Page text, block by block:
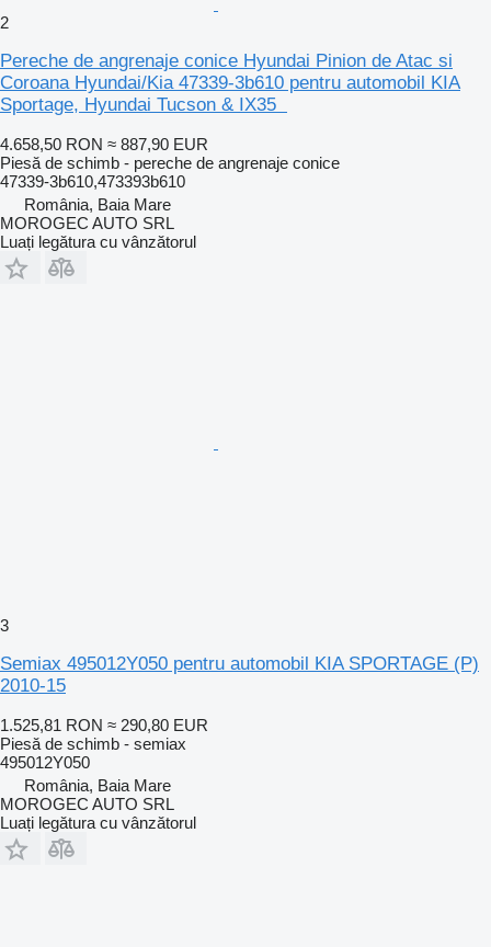
2
Pereche de angrenaje conice Hyundai Pinion de Atac si
Coroana Hyundai/Kia 47339-3b610 pentru automobil KIA
Sportage, Hyundai Tucson & IX35
4.658,50 RON ≈ 887,90 EUR
Piesă de schimb - pereche de angrenaje conice
47339-3b610,473393b610
România, Baia Mare
MOROGEC AUTO SRL
Luați legătura cu vânzătorul
3
Semiax 495012Y050 pentru automobil KIA SPORTAGE (P)
2010-15
1.525,81 RON ≈ 290,80 EUR
Piesă de schimb - semiax
495012Y050
România, Baia Mare
MOROGEC AUTO SRL
Luați legătura cu vânzătorul